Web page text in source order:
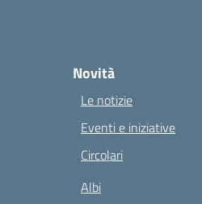
Novità
Le notizie
Eventi e iniziative
Circolari
Albi